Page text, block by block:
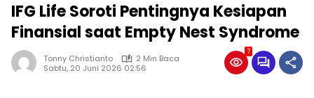
IFG Life Soroti Pentingnya Kesiapan
Finansial saat Empty Nest Syndrome
Tonny Christianto
2 Min Baca
Sabtu, 20 Juni 2026 02:56
7